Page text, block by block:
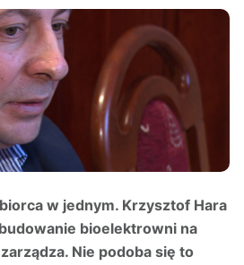
w jednym. Krzysztof Hara
bioelektrowni na
Nie podoba się to